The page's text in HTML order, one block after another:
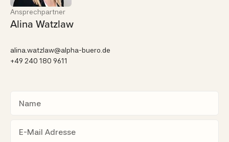
Ansprechpartner
Alina Watzlaw
alina.watzlaw@alpha-buero.de
+49 240 180 9611